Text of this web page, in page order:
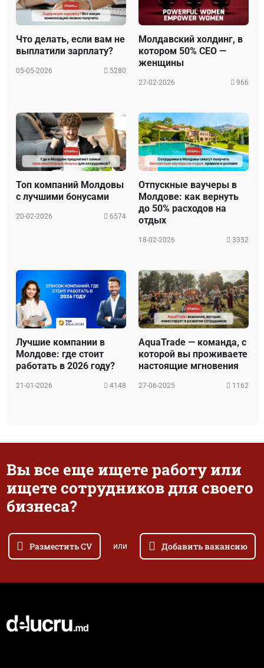
Что делать, если вам не
выплатили зарплату?
05-05-2026 5280
Молдавский холдинг, в
котором 50% CEO —
женщины
27-02-2026 966
Топ компаний Молдовы
с лучшими бонусами
20-02-2026 6574
Отпускные ваучеры в
Молдове: как вернуть
до 50% расходов на
отдых
18-02-2026 3352
Лучшие компании в
Молдове: где стоит
работать в 2026 году?
21-01-2026 4148
AquaTrade — команда, с
которой вы проживаете
настоящие мгновения
27-06-2025 1162
Вы все еще ищете работу или
ищете сотрудников для своего
бизнеса?
Разместить CV или Добавить вакансию